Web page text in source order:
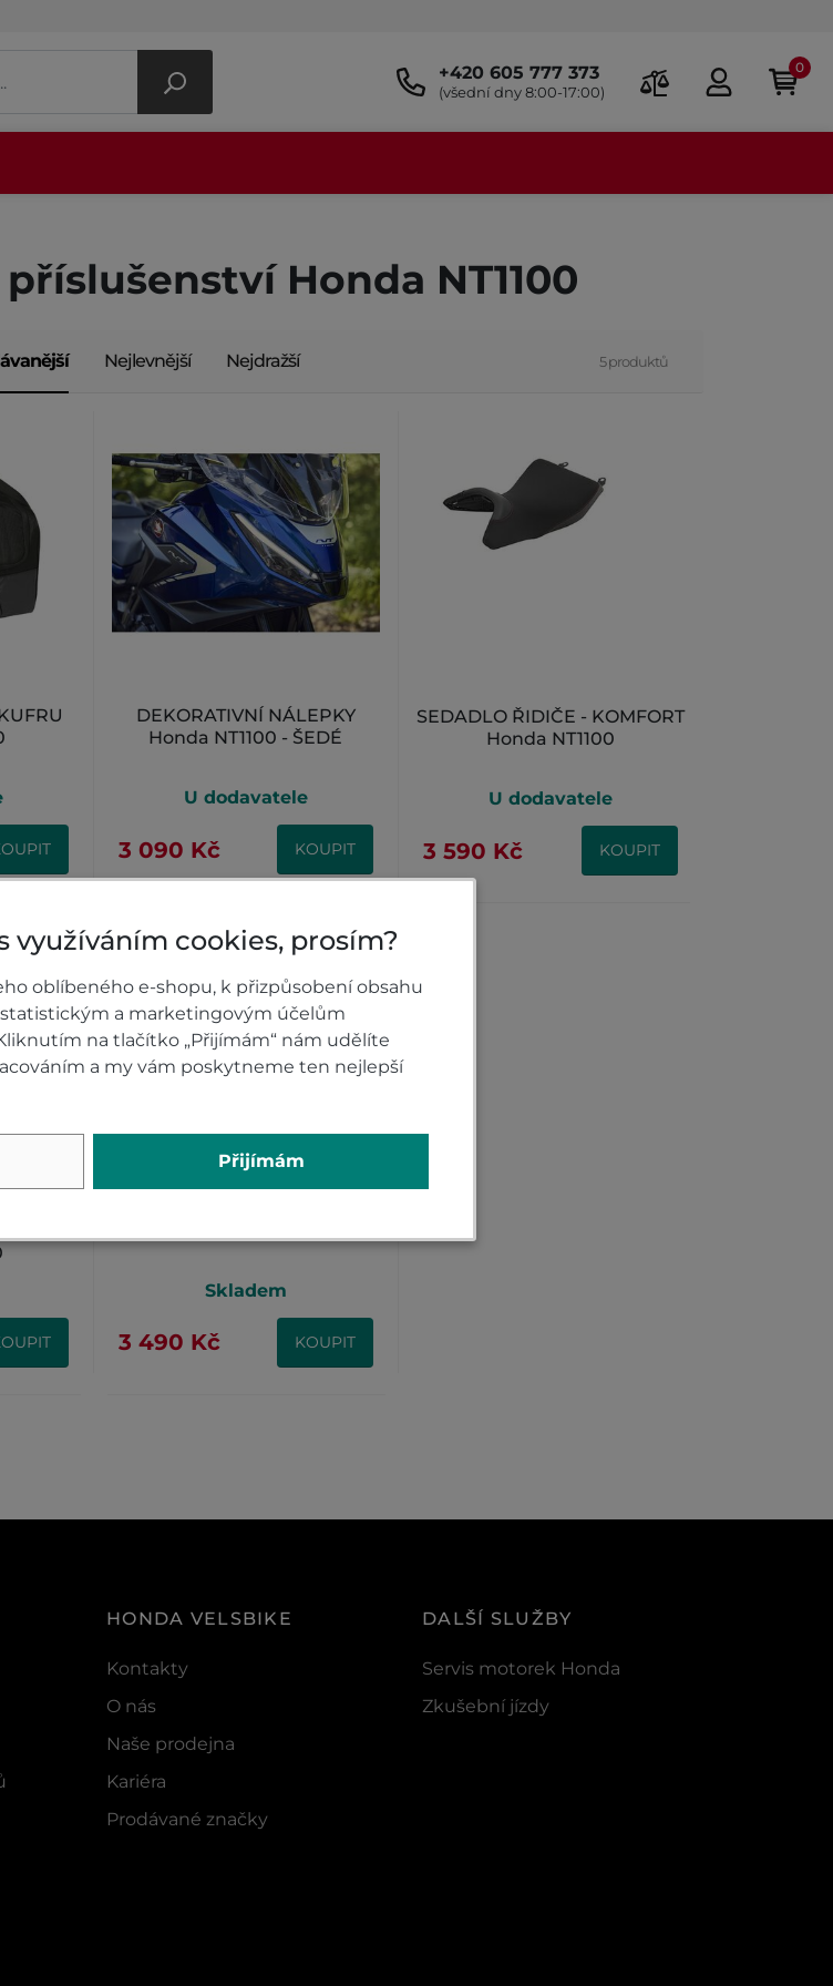
+420 605 777 373
(všední dny 8:00-17:00)
0
Honda NT1100
Nejlevnější Nejdražší 5 produktů
DEKORATIVNÍ NÁLEPKY
Honda NT1100 - ŠEDÉ
U dodavatele
3 090 Kč KOUPIT
SEDADLO ŘIDIČE - KOMFORT
Honda NT1100
U dodavatele
3 590 Kč KOUPIT
Skladem
3 490 Kč KOUPIT
HONDA VELSBIKE
Kontakty
O nás
Naše prodejna
Kariéra
Prodávané značky
DALŠÍ SLUŽBY
Servis motorek Honda
Zkušební jízdy
využíváním cookies, prosím?
oblíbeného e-shopu, k přizpůsobení obsahu
a marketingovým účelům
na tlačítko „Přijímám“ nám udělíte
a my vám poskytneme ten nejlepší
Přijímám